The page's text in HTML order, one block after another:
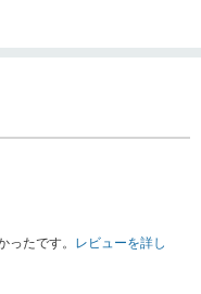
ったです。 レビューを詳し